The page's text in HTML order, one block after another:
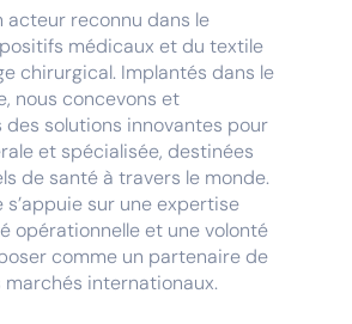
acteur reconnu dans le
médicaux et du textile
chirurgical. Implantés dans le
nous concevons et
solutions innovantes pour
et spécialisée, destinées
de santé à travers le monde.
sur une expertise
opérationnelle et une volonté
comme un partenaire de
marchés internationaux.